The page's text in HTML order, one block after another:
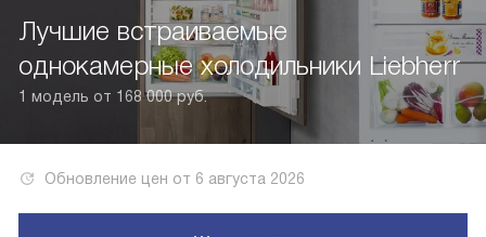
Лучшие встраиваемые
однокамерные холодильники Liebherr
1 модель от 168 000 руб.
Обновление цен от 6 августа 2026